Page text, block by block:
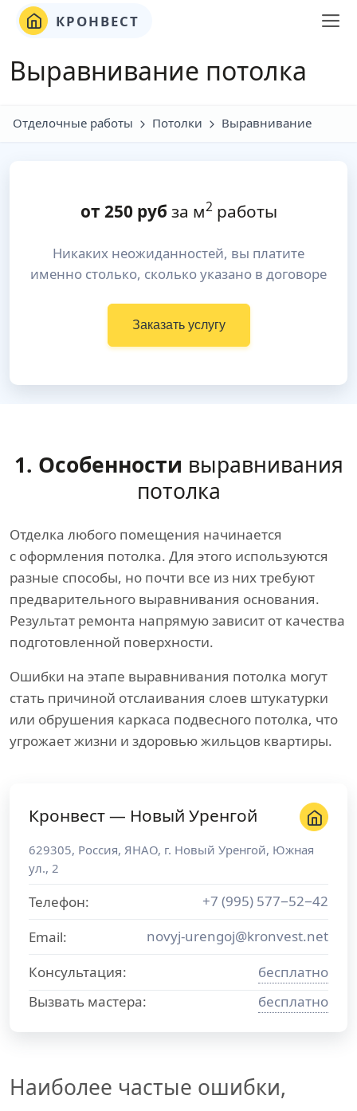
КРОНВЕСТ
Выравнивание потолка
Отделочные работы Потолки Выравнивание
от 250руб за м2работы
Никаких неожиданностей, вы платите
именно столько, сколько указано в договоре
Заказать услугу
1. Особенности выравнивания
потолка
Отделка любого помещения начинается
с оформления потолка. Для этого используются
разные способы, но почти все из них требуют
предварительного выравнивания основания.
Результат ремонта напрямую зависит от качества
подготовленной поверхности.
Ошибки на этапе выравнивания потолка могут
стать причиной отслаивания слоев штукатурки
или обрушения каркаса подвесного потолка, что
угрожает жизни и здоровью жильцов квартиры.
Кронвест — Новый Уренгой
629305, Россия, ЯНАО, г. Новый Уренгой, Южная
ул., 2
Телефон:
+7 (995) 577−52−42
Email:
novyj-urengoj@kronvest.net
Консультация:
бесплатно
Вызвать мастера:
бесплатно
Наиболее частые ошибки,